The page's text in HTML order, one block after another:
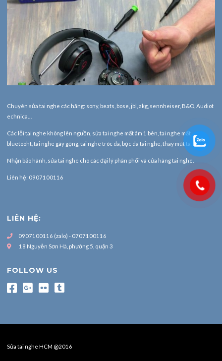
Chuyên sửa tai nghe các hãng: sony, beats, bose, jbl, akg, sennheiser, B&O, Audiot
echnica…
Các lỗi tai nghe không lên nguồn, sửa tai nghe mất âm 1 bên, tai nghe mất
bluetooht, tai nghe gãy gọng, tai nghe tróc da, bọc da tai nghe, thay mút tai nghe.
Nhận bảo hành, sửa tai nghe cho các đại lý phân phối và cửa hàng tai nghe.
Liên hệ: 0907100116
LIÊN HỆ:
0907100116 (zalo) - 0707100116
18 Nguyễn Sơn Hà, phường 5, quận 3
FOLLOW US
Sửa tai nghe HCM @2016